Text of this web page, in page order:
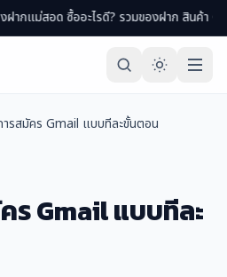
สอด ซื้ออะไรดี? รวมของฝาก สินค้า OTOP ขึ้
รสมัคร Gmail แบบทีละขั้นตอน
Gmail แบบทีละ